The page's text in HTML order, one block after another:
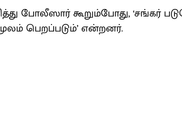
போலீஸார் கூறும்போது, ‘சங்கர்
பெறப்படும்’ என்றனர்.